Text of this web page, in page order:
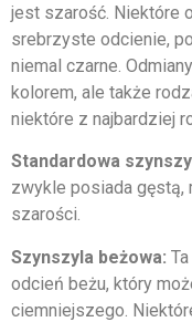
jest szarość. Niektóre
srebrzyste odcienie,
niemal czarne.
kolorem, ale także
niektóre z najbardziej
Standardowa
zwykle posiada gęstą,
szarości.
Szynszyla beżowa:
odcień beżu, który
ciemniejszego.